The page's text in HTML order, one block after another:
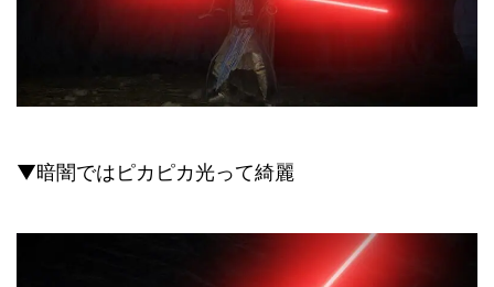
▼暗闇ではピカピカ光って綺麗